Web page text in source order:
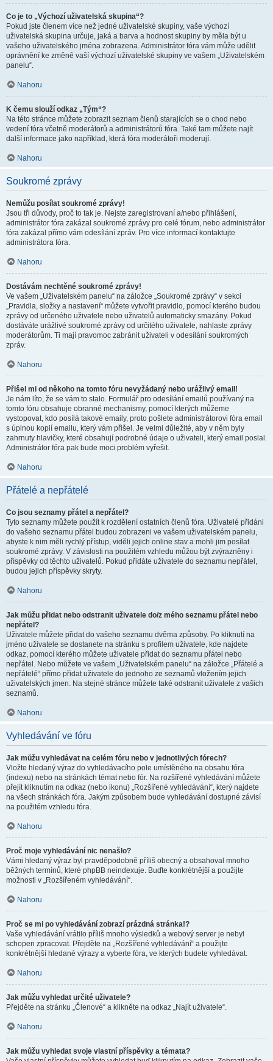
Co je to „Výchozí uživatelská skupina“?
Pokud jste členem více než jedné uživatelské skupiny, vaše výchozí
uživatelská skupina určuje, jaká a barva a hodnost skupiny by měla být u
vašeho uživatelského jména zobrazena. Administrátor fóra vám může udělit
oprávnění ke změně vaší výchozí uživatelské skupiny ve vašem „Uživatelském
panelu“.
Nahoru
K čemu slouží odkaz „Tým“?
Na této stránce můžete zobrazit seznam členů starajících se o chod nebo
vedení fóra včetně moderátorů a administrátorů fóra. Také tam můžete najít
další informace jako například, která fóra moderátoři moderují.
Nahoru
Soukromé zprávy
Nemůžu posílat soukromé zprávy!
Jsou tři důvody, proč to tak je. Nejste zaregistrovaní a/nebo přihlášení,
administrátor fóra zakázal soukromé zprávy pro celé fórum, nebo administrátor
fóra zakázal přímo vám odesílání zpráv. Pro více informací kontaktujte
administrátora fóra.
Nahoru
Dostávám nechtěné soukromé zprávy!
Ve vašem „Uživatelském panelu“ na záložce „Soukromé zprávy“ v sekci
„Pravidla, složky a nastavení“ můžete vytvořit pravidlo, pomocí kterého budou
zprávy od určeného uživatele nebo uživatelů automaticky smazány. Pokud
dostáváte urážlivé soukromé zprávy od určitého uživatele, nahlaste zprávy
moderátorům. Ti mají pravomoc zabránit uživateli v odesílání soukromých
zpráv.
Nahoru
Přišel mi od někoho na tomto fóru nevyžádaný nebo urážlivý email!
Je nám líto, že se vám to stalo. Formulář pro odesílání emailů používaný na
tomto fóru obsahuje obranné mechanismy, pomocí kterých můžeme
vystopovat, kdo posílá takové emaily, proto pošlete administrátorovi fóra email
s úplnou kopií emailu, který vám přišel. Je velmi důležité, aby v něm byly
zahrnuty hlavičky, které obsahují podrobné údaje o uživateli, který email poslal.
Administrátor fóra pak bude moci problém vyřešit.
Nahoru
Přátelé a nepřátelé
Co jsou seznamy přátel a nepřátel?
Tyto seznamy můžete použít k rozdělení ostatních členů fóra. Uživatelé přidáni
do vašeho seznamu přátel budou zobrazeni ve vašem uživatelském panelu,
abyste k nim měli rychlý přístup, viděli jejich online stav a mohli jim posílat
soukromé zprávy. V závislosti na použitém vzhledu můžou být zvýrazněny i
příspěvky od těchto uživatelů. Pokud přidáte uživatele do seznamu nepřátel,
budou jejich příspěvky skryty.
Nahoru
Jak můžu přidat nebo odstranit uživatele do/z mého seznamu přátel nebo
nepřátel?
Uživatele můžete přidat do vašeho seznamu dvěma způsoby. Po kliknutí na
jméno uživatele se dostanete na stránku s profilem uživatele, kde najdete
odkaz, pomocí kterého můžete uživatele přidat do seznamu přátel nebo
nepřátel. Nebo můžete ve vašem „Uživatelském panelu“ na záložce „Přátelé a
nepřátelé“ přímo přidat uživatele do jednoho ze seznamů vložením jejich
uživatelských jmen. Na stejné stránce můžete také odstranit uživatele z vašich
seznamů.
Nahoru
Vyhledávání ve fóru
Jak můžu vyhledávat na celém fóru nebo v jednotlivých fórech?
Vložte hledaný výraz do vyhledávacího pole umístěného na obsahu fóra
(indexu) nebo na stránkách témat nebo fór. Na rozšířené vyhledávání můžete
přejít kliknutím na odkaz (nebo ikonu) „Rozšířené vyhledávání“, který najdete
na všech stránkách fóra. Jakým způsobem bude vyhledávání dostupné závisí
na použitém vzhledu fóra.
Nahoru
Proč moje vyhledávání nic nenašlo?
Vámi hledaný výraz byl pravděpodobně příliš obecný a obsahoval mnoho
běžných termínů, které phpBB neindexuje. Buďte konkrétnější a použijte
možnosti v „Rozšířeném vyhledávání“.
Nahoru
Proč se mi po vyhledávání zobrazí prázdná stránka!?
Vaše vyhledávání vrátilo příliš mnoho výsledků a webový server je nebyl
schopen zpracovat. Přejděte na „Rozšířené vyhledávání“ a použijte
konkrétnější hledané výrazy a vyberte fóra, ve kterých budete vyhledávat.
Nahoru
Jak můžu vyhledat určité uživatele?
Přejděte na stránku „Členové“ a klikněte na odkaz „Najít uživatele“.
Nahoru
Jak můžu vyhledat svoje vlastní příspěvky a témata?